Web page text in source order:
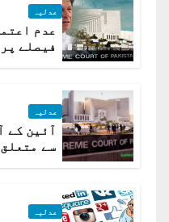
عدلیہ
عدم
فیصلے
عدلیہ
سے
عدلیہ